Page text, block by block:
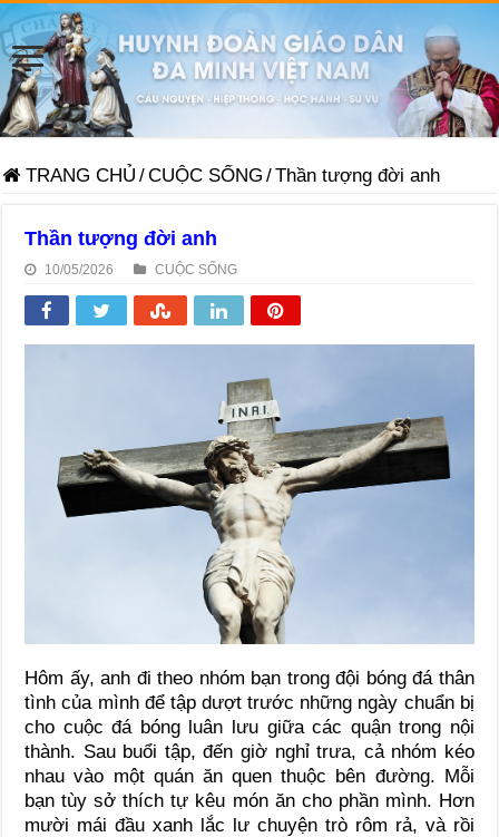
TRANG CHỦ /CUỘC SỐNG /Thần tượng đời anh
Thần tượng đời anh
10/05/2026 CUỘC SỐNG
Hôm ấy, anh đi theo nhóm bạn trong đội bóng đá thân
tình của mình để tập dượt trước những ngày chuẩn bị
cho cuộc đá bóng luân lưu giữa các quận trong nội
thành. Sau buổi tập, đến giờ nghỉ trưa, cả nhóm kéo
nhau vào một quán ăn quen thuộc bên đường. Mỗi
bạn tùy sở thích tự kêu món ăn cho phần mình. Hơn
mười mái đầu xanh lắc lư chuyện trò rôm rả, và rồi